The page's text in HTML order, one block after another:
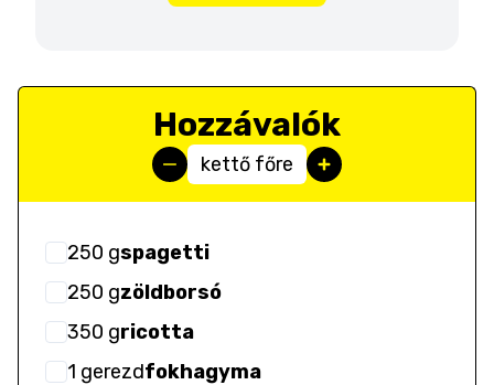
Hozzávalók
kettő főre
250 gspagetti
250 gzöldborsó
350 gricotta
1 gerezdfokhagyma